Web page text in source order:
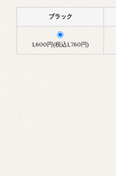
ブラック
1,600円(税込1,760円)